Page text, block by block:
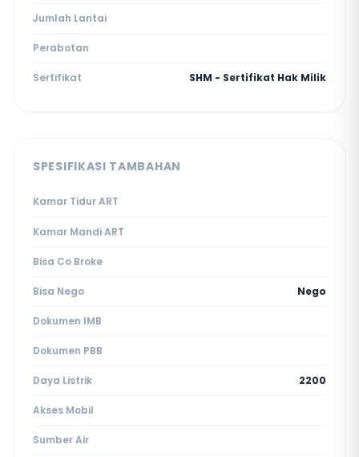
Jumlah Lantai
Perabotan
Sertifikat SHM - Sertifikat Hak Milik
SPESIFIKASI TAMBAHAN
Kamar Tidur ART
Kamar Mandi ART
Bisa Co Broke
Bisa Nego Nego
Dokumen IMB
Dokumen PBB
Daya Listrik 2200
Akses Mobil
Sumber Air